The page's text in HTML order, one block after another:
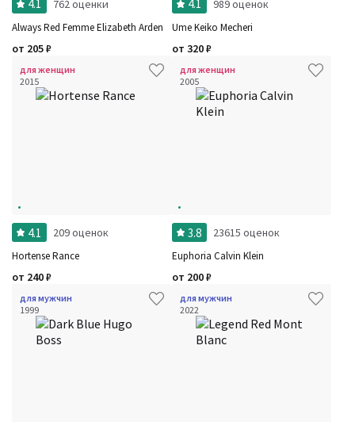
4.1 762 оценки
Always Red Femme Elizabeth Arden
от 205₽
4.1 989 оценок
Ume Keiko Mecheri
от 320₽
для женщин
2015
4.1 209 оценок
Hortense Rance
от 240₽
для женщин
2005
3.8 23615 оценок
Euphoria Calvin Klein
от 200₽
для мужчин
1999
для мужчин
2022